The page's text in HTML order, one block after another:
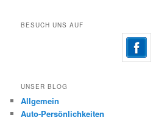
BESUCH UNS AUF
UNSER BLOG
Allgemein
Auto-Persönlichkeiten